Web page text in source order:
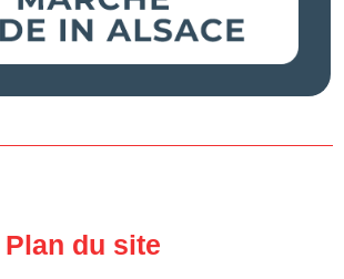
Plan du site